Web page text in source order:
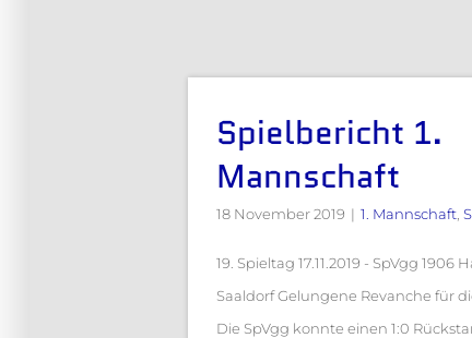
Spielbericht 1.
Mannschaft
18 November 2019 | 1. Mannschaft
19. Spieltag 17.11.2019 - SpVgg 1906
Saaldorf Gelungene Revanche für
Die SpVgg konnte einen 1:0